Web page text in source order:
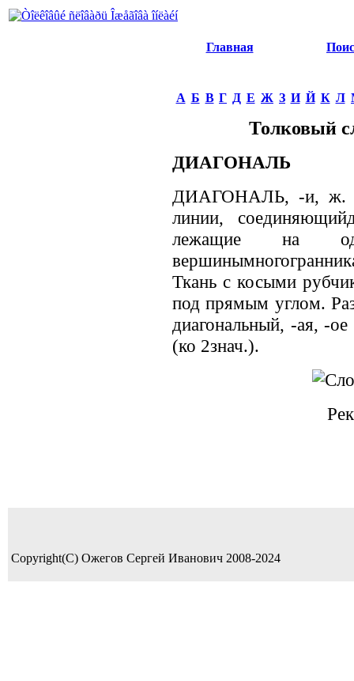
Главная
А Б В Г Д Е Ж З И Й К Л
Толковый
ДИАГОНАЛЬ
ДИАГОНАЛЬ, -и, ж.
линии,
лежащие на
Ткань с косыми
под прямым углом.
диагональный, -ая, -
(ко 2знач.).
Copyright(C) Ожегов Сергей Иванович 2008-2024